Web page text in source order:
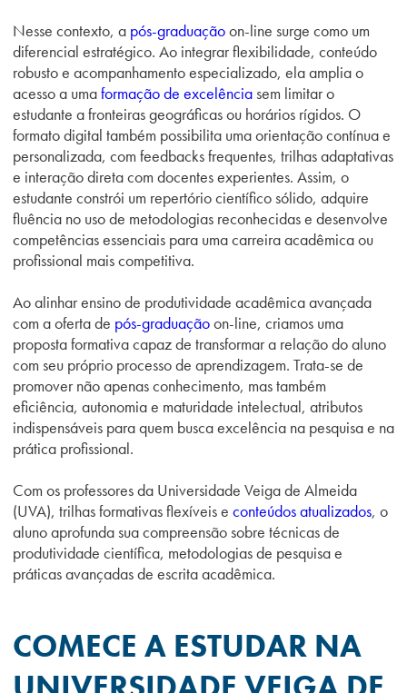
Nesse contexto, a pós-graduaçãoon-line surge como um
diferencial estratégico. Ao integrar flexibilidade, conteúdo
robusto e acompanhamento especializado, ela amplia o
acesso a umaformação de excelênciasem limitar o
estudante a fronteiras geográficas ou horários rígidos. O
formato digital também possibilita uma orientação contínua e
personalizada, com feedbacks frequentes, trilhas adaptativas
e interação direta com docentes experientes. Assim, o
estudante constrói um repertório científico sólido, adquire
fluência no uso de metodologias reconhecidas e desenvolve
competências essenciais para uma carreira acadêmica ou
profissional mais competitiva.
Ao alinhar ensino de produtividade acadêmica avançada
com a oferta de pós-graduaçãoon-line, criamos uma
proposta formativa capaz de transformar a relação do aluno
com seu próprio processo de aprendizagem. Trata-se de
promover não apenas conhecimento, mas também
eficiência, autonomia e maturidade intelectual, atributos
indispensáveis para quem busca excelência na pesquisa e na
prática profissional.
Com os professores da Universidade Veiga de Almeida
(UVA), trilhas formativas flexíveis e conteúdos atualizados, o
aluno aprofunda sua compreensão sobre técnicas de
produtividade científica, metodologias de pesquisa e
práticas avançadas de escrita acadêmica.
COMECE A ESTUDAR NA